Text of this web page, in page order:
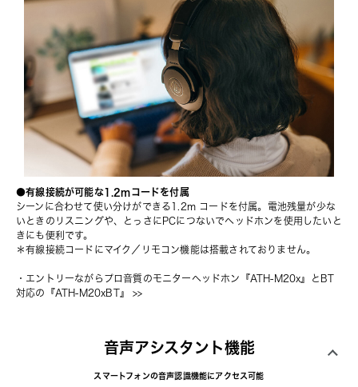
●有線接続が可能な1.2mコードを付属
シーンに合わせて使い分けができる1.2m コードを付属。電池残量が少な
いときのリスニングや、とっさにPCにつないでヘッドホンを使用したいと
きにも便利です。
＊有線接続コードにマイク／リモコン機能は搭載されておりません。
・ エントリーながらプロ音質のモニターヘッドホン『ATH-M20x』とBT
対応の『ATH-M20xBT』
>>
音声アシスタント機能
スマートフォンの音声認識機能にアクセス可能